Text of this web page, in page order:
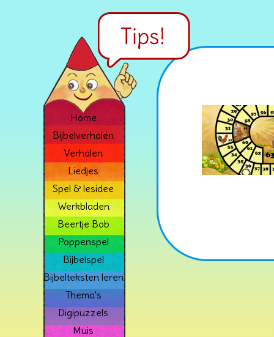
Home
Bijbelverhalen
Verhalen
Liedjes
Spel & lesidee
Werkbladen
Beertje Bob
Poppenspel
Bijbelspel
Bijbelteksten leren
Thema's
Digipuzzels
Muis